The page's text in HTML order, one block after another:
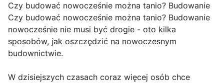
Czy budować nowocześnie można tanio? Budowanie
Czy budować nowocześnie można tanio? Budowanie
nowocześnie nie musi być drogie - oto kilka
sposobów, jak oszczędzić na nowoczesnym
budownictwie.
W dzisiejszych czasach coraz więcej osób chce